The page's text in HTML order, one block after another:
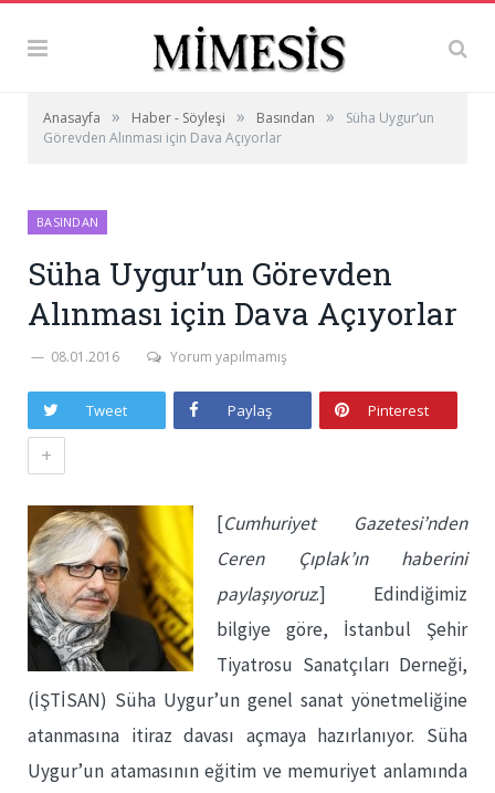
Anasayfa » Haber - Söyleşi » Basından »
Süha Uygur’un
Görevden Alınması için Dava Açıyorlar
BASINDAN
Süha Uygur’un Görevden
Alınması için Dava Açıyorlar
08.01.2016 Yorum yapılmamış
Tweet Paylaş Pinterest
+
[Cumhuriyet Gazetesi’nden
Ceren Çıplak’ın haberini
paylaşıyoruz.] Edindiğimiz
bilgiye göre, İstanbul Şehir
Tiyatrosu Sanatçıları Derneği,
(İŞTİSAN) Süha Uygur’un genel sanat yönetmeliğine
atanmasına itiraz davası açmaya hazırlanıyor. Süha
Uygur’un atamasının eğitim ve memuriyet anlamında